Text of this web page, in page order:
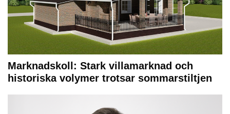
Marknadskoll: Stark villamarknad och
historiska volymer trotsar sommarstiltjen